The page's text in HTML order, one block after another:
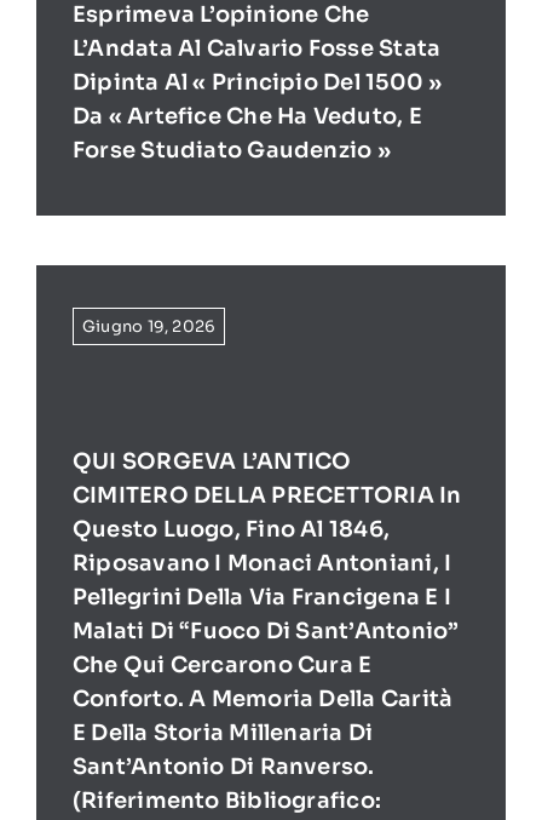
Esprimeva L’opinione Che
L’Andata Al Calvario Fosse Stata
Dipinta Al « Principio Del 1500 »
Da « Artefice Che Ha Veduto, E
Forse Studiato Gaudenzio »
Giugno 19, 2026
QUI SORGEVA L’ANTICO
CIMITERO DELLA PRECETTORIA In
Questo Luogo, Fino Al 1846,
Riposavano I Monaci Antoniani, I
Pellegrini Della Via Francigena E I
Malati Di “Fuoco Di Sant’Antonio”
Che Qui Cercarono Cura E
Conforto. A Memoria Della Carità
E Della Storia Millenaria Di
Sant’Antonio Di Ranverso.
(Riferimento Bibliografico: